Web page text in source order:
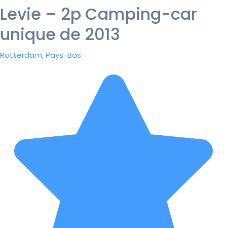
Levie – 2p Camping-car
unique de 2013
Rotterdam, Pays-Bas